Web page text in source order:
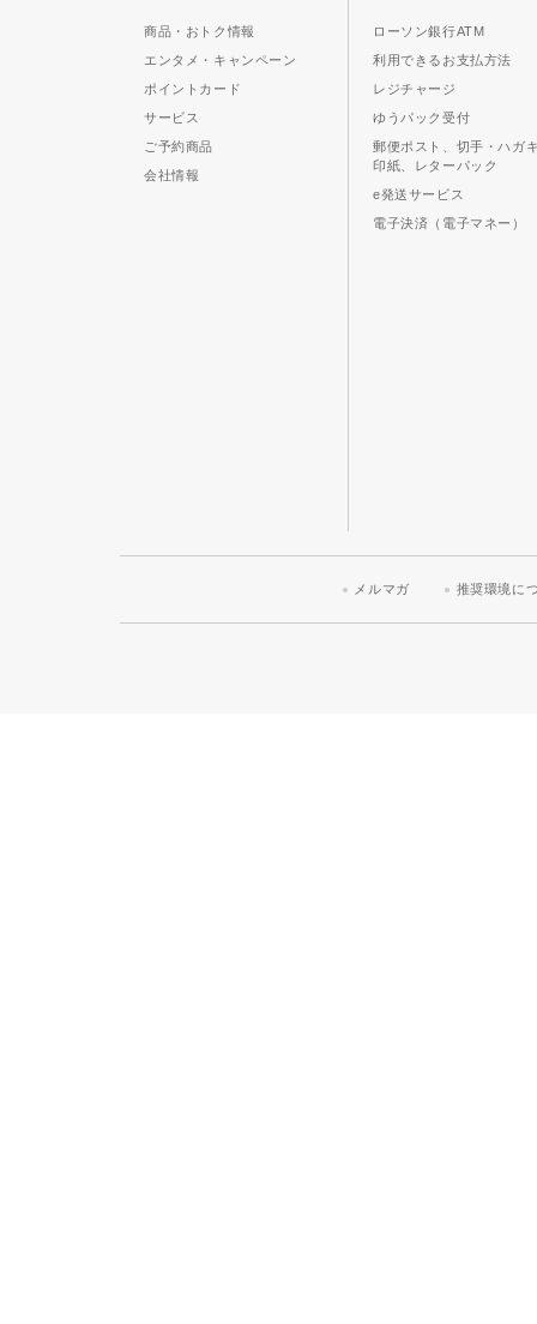
商品・おトク情報
エンタメ・キャンペーン
ポイントカード
サービス
ご予約商品
会社情報
ローソン銀行ATM
利用できるお支払方法
レジチャージ
ゆうパック受付
郵便ポスト、切手・ハガ
印紙、レターパック
e発送サービス
電子決済（電子マネー）
メルマガ 推奨環境に